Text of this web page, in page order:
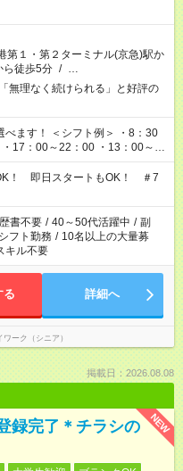
第１・第２ターミナル(京急)駅か
ら徒歩5分 / …
無理なく続けられる」と好評の
17：00～22：00 ・13：00～
ど
！ 即日スタートもOK！ ＃7
書不要 / 40～50代活躍中 / 副
シフト勤務 / 10名以上の大量募
キル不要
る 詳細へ
ーク（シニア）
掲載日：2026.08.08
NEW
録完了＊チラシの